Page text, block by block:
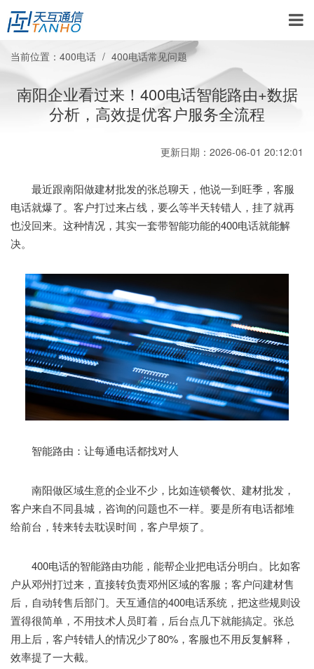
当前位置： 400电话 400电话常见问题
南阳企业看过来！400电话智能路由+数据
分析，高效提优客户服务全流程
更新日期：2026-06-01 20:12:01
最近跟南阳做建材批发的张总聊天，他说一到旺季，客服
电话就爆了。客户打过来占线，要么等半天转错人，挂了就再
也没回来。这种情况，其实一套带智能功能的400电话就能解
决。
智能路由：让每通电话都找对人
南阳做区域生意的企业不少，比如连锁餐饮、建材批发，
客户来自不同县城，咨询的问题也不一样。要是所有电话都堆
给前台，转来转去耽误时间，客户早烦了。
400电话的智能路由功能，能帮企业把电话分明白。比如客
户从邓州打过来，直接转负责邓州区域的客服；客户问建材售
后，自动转售后部门。天互通信的400电话系统，把这些规则设
置得很简单，不用技术人员盯着，后台点几下就能搞定。张总
用上后，客户转错人的情况少了80%，客服也不用反复解释，
效率提了一大截。